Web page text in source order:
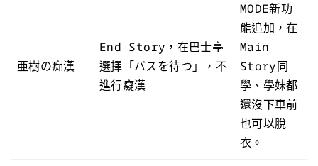
亜樹の痴漢
End Story，在巴士亭
選擇「バスを待つ」，不
進行癡漢
MODE新功
能追加，在
Main
Story同
學、學妹都
還沒下車前
也可以脫
衣。